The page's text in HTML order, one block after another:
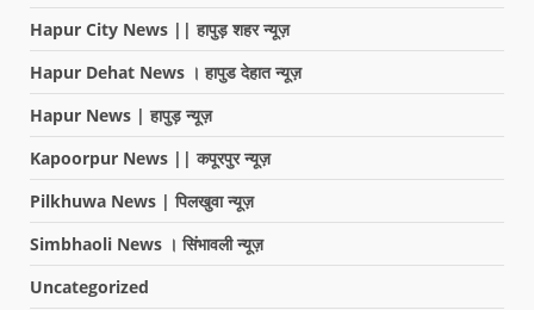
Hapur City News || हापुड़ शहर न्यूज़
Hapur Dehat News । हापुड देहात न्यूज़
Hapur News | हापुड़ न्यूज़
Kapoorpur News || कपूरपुर न्यूज़
Pilkhuwa News | पिलखुवा न्यूज़
Simbhaoli News । सिंभावली न्यूज़
Uncategorized